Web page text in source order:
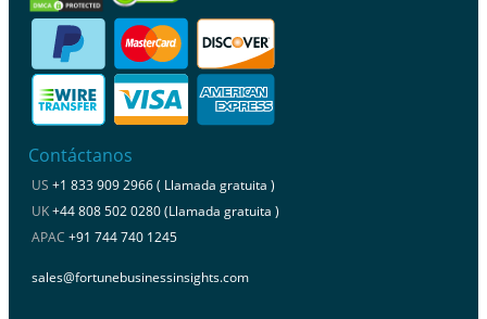
Contáctanos
US +1 833 909 2966 ( Llamada gratuita )
UK+44 808 502 0280 (Llamada gratuita )
APAC +91 744 740 1245
sales@fortunebusinessinsights.com